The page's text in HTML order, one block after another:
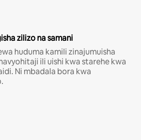
zilizo na samani
huduma kamili zinajumuisha
ili uishi kwa starehe kwa
Ni mbadala bora kwa